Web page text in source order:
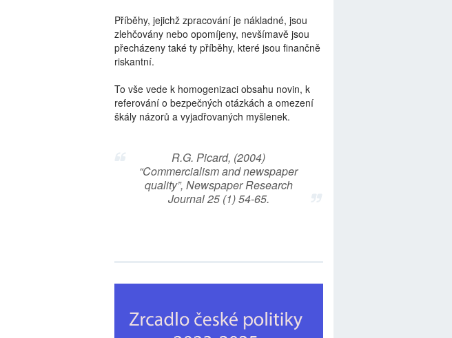
Příběhy, jejichž zpracování je nákladné, jsou
zlehčovány nebo opomíjeny, nevšímavě jsou
přecházeny také ty příběhy, které jsou finančně
riskantní.
To vše vede k homogenizaci obsahu novin, k
referování o bezpečných otázkách a omezení
škály názorů a vyjadřovaných myšlenek.
R.G. Picard, (2004)
“Commercialism and newspaper
quality”, Newspaper Research
Journal 25 (1) 54-65.